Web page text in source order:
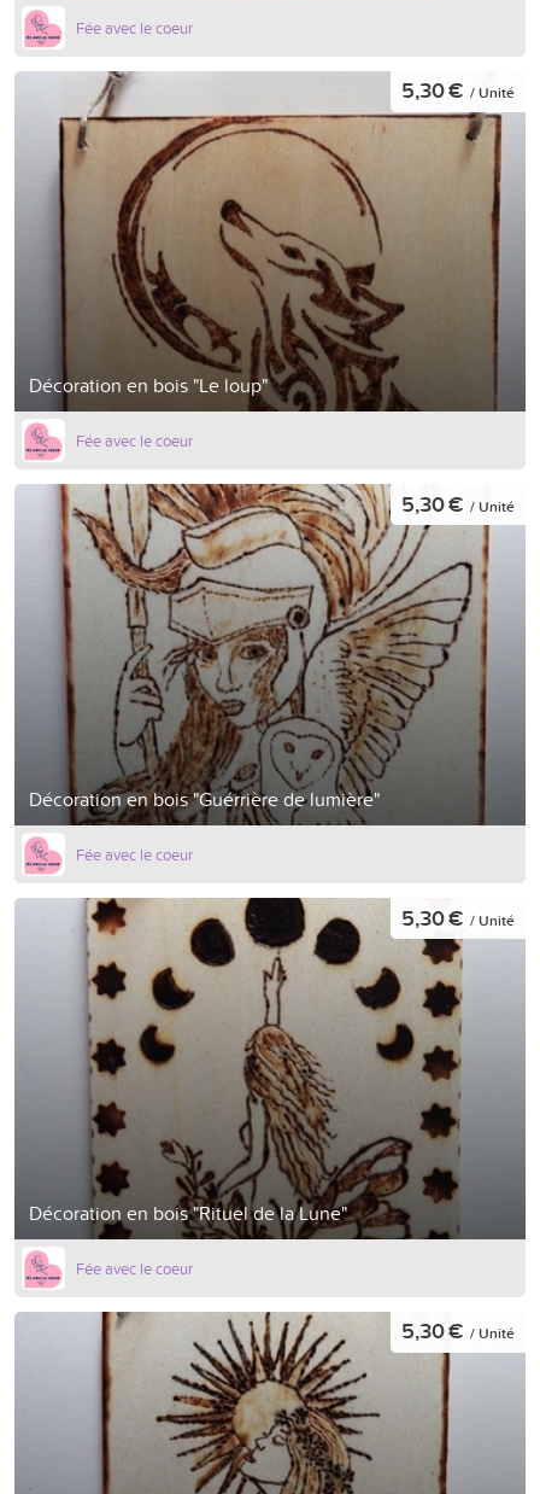
Fée avec le coeur
Décoration en bois "Le loup"
5,30 € / Unité
Fée avec le coeur
Décoration en bois "Guérrière de lumière"
5,30 € / Unité
Fée avec le coeur
Décoration en bois "Rituel de la Lune"
5,30 € / Unité
Fée avec le coeur
5,30 € / Unité